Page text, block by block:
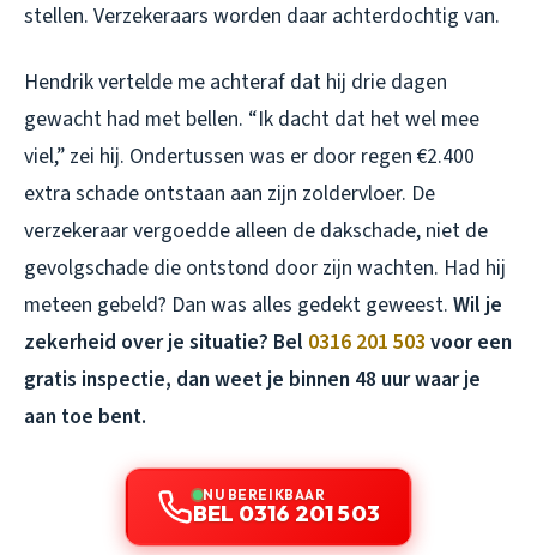
stellen. Verzekeraars worden daar achterdochtig van.
Hendrik vertelde me achteraf dat hij drie dagen
gewacht had met bellen. “Ik dacht dat het wel mee
viel,” zei hij. Ondertussen was er door regen €2.400
extra schade ontstaan aan zijn zoldervloer. De
verzekeraar vergoedde alleen de dakschade, niet de
gevolgschade die ontstond door zijn wachten. Had hij
meteen gebeld? Dan was alles gedekt geweest. Wil je
zekerheid over je situatie? Bel 0316 201 503 voor een
gratis inspectie, dan weet je binnen 48 uur waar je
aan toe bent.
NU BEREIKBAAR
BEL 0316 201 503